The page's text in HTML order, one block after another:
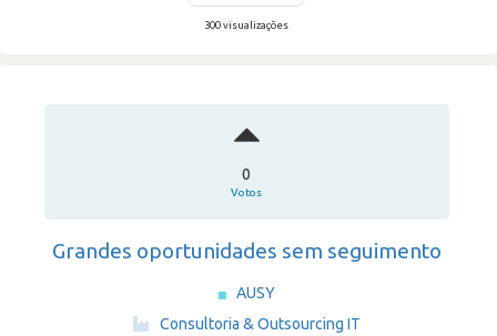
300 visualizações
0
Votos
Grandes oportunidades sem seguimento
AUSY
·
Consultoria & Outsourcing IT